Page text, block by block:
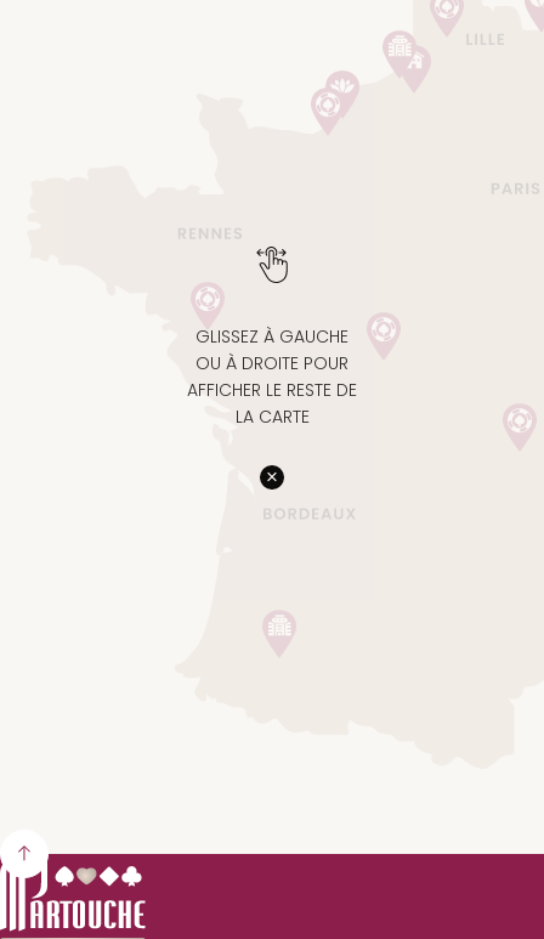
GLISSEZ À GAUCHE
OU À DROITE POUR
AFFICHER LE RESTE DE
LA CARTE
×